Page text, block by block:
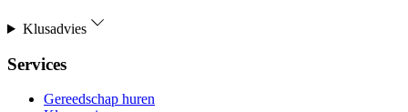
Klusadvies
Services
Gereedschap huren